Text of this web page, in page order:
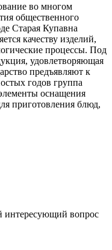
во многом
общественного
Старая Купавна
качеству изделий,
процессы. Под
удовлетворяющая
предъявляют к
годов группа
оснащения
приготовления блюд,
интересующий вопрос